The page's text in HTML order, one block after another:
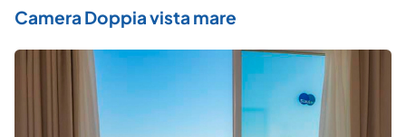
Camera Doppia vista mare